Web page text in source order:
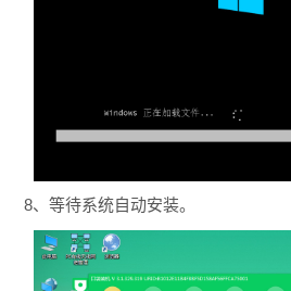
8、等待系统自动安装。